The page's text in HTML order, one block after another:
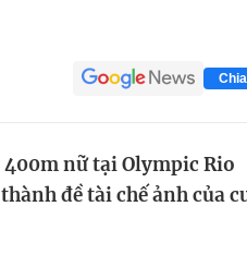
nữ tại Olympic Rio
đề tài chế ảnh của